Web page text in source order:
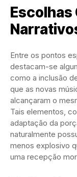
Escolhas
Entre os pontos
destacam-se
como a inclusão
que as novas
alcançaram o
Tais elementos,
adaptação da
naturalmente
menos explosivo
uma recepção